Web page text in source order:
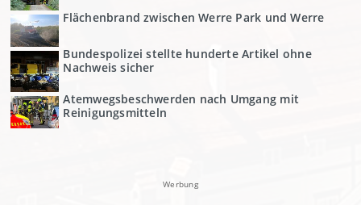
Flächenbrand zwischen Werre Park und Werre
Bundespolizei stellte hunderte Artikel ohne
Nachweis sicher
Atemwegsbeschwerden nach Umgang mit
Reinigungsmitteln
Werbung